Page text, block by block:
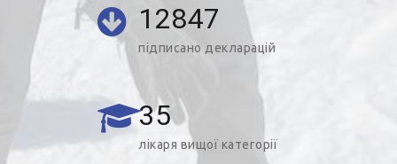
12847
підписано декларацій
35
лікаря вищої категорії